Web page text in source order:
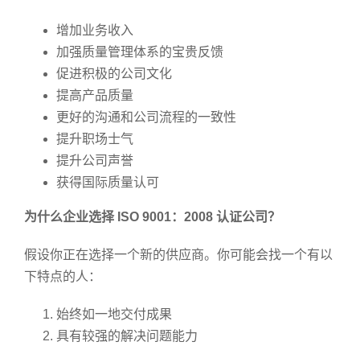
增加业务收入
加强质量管理体系的宝贵反馈
促进积极的公司文化
提高产品质量
更好的沟通和公司流程的一致性
提升职场士气
提升公司声誉
获得国际质量认可
为什么企业选择 ISO 9001：2008 认证公司？
假设你正在选择一个新的供应商。你可能会找一个有以
下特点的人：
始终如一地交付成果
具有较强的解决问题能力